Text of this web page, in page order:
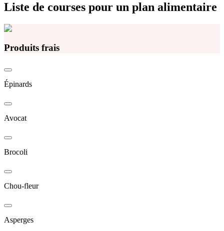
Liste de courses pour un plan alimentaire
Produits frais
Épinards
Avocat
Brocoli
Chou-fleur
Asperges